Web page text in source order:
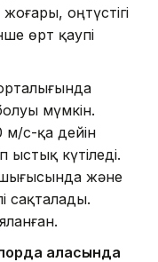
оңтүстігі
өрт қаупі
мүмкін.
м/с-қа дейін
ыстық күтіледі.
және
сақталады.
қаласында